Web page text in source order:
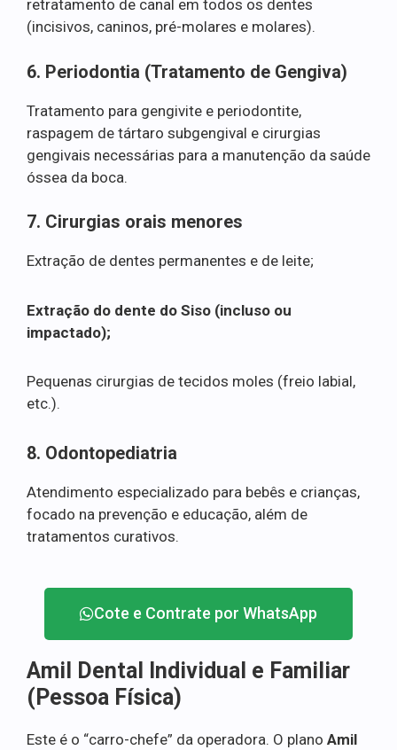
retratamento de canal em todos os dentes
(incisivos, caninos, pré-molares e molares).
6. Periodontia (Tratamento de Gengiva)
Tratamento para gengivite e periodontite,
raspagem de tártaro subgengival e cirurgias
gengivais necessárias para a manutenção da saúde
óssea da boca.
7. Cirurgias orais menores
Extração de dentes permanentes e de leite;
Extração do dente do Siso (incluso ou
impactado);
Pequenas cirurgias de tecidos moles (freio labial,
etc.).
8. Odontopediatria
Atendimento especializado para bebês e crianças,
focado na prevenção e educação, além de
tratamentos curativos.
Cote e Contrate por WhatsApp
Amil Dental Individual e Familiar
(Pessoa Física)
Este é o “carro-chefe” da operadora. O plano Amil